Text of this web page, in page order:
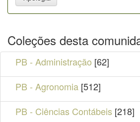
Coleções desta
PB - Administração [62]
PB - Agronomia [512]
PB - Ciências Contábeis [218]